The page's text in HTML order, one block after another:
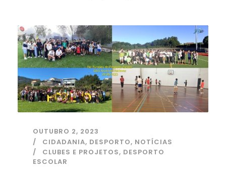
OUTUBRO 2, 2023
CIDADANIA, DESPORTO, NOTÍCIAS
CLUBES E PROJETOS, DESPORTO
ESCOLAR